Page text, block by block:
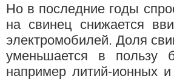
Но в последние годы
на свинец снижается
электромобилей. Доля
уменьшается в пользу
например литий-ионных